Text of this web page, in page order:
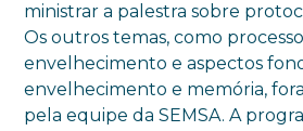
ministrar a palestra sobre
Os outros temas, como
envelhecimento e aspectos
envelhecimento e memória,
pela equipe da SEMSA. A